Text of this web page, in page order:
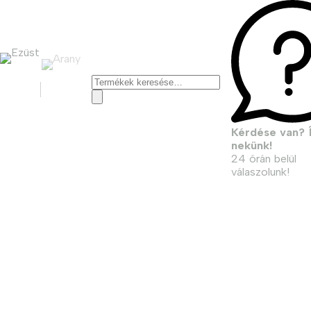
Keresés
a
következőre:
Kérdése van?
nekünk!
24 órán belül
válaszolunk!